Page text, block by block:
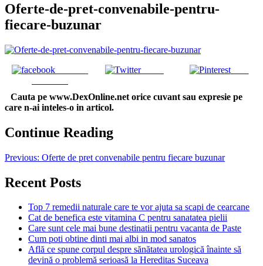
Oferte-de-pret-convenabile-pentru-
fiecare-buzunar
Tweet Save
Cauta pe www.DexOnline.net orice cuvant sau expresie pe
care n-ai inteles-o in articol.
Continue Reading
Previous: Oferte de pret convenabile pentru fiecare buzunar
Recent Posts
Top 7 remedii naturale care te vor ajuta sa scapi de cearcane
Cat de benefica este vitamina C pentru sanatatea pielii
Care sunt cele mai bune destinatii pentru vacanta de Paste
Cum poti obtine dinti mai albi in mod sanatos
Află ce spune corpul despre sănătatea urologică înainte să
devină o problemă serioasă la Hereditas Suceava